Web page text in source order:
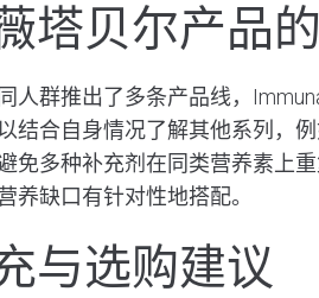
塔贝尔产品
人群推出了多条产品线，
结合自身情况了解其他系列，
免多种补充剂在同类营养素上
养缺口有针对性地搭配。
与选购建议